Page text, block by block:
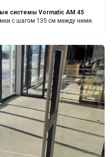
системы Vormatic AM 45
с шагом 135 см между ними.